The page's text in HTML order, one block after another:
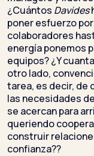
¿Cuántos Davides
poner esfuerzo
colaboradores
energía ponemos
equipos? ¿Y
otro lado,
tarea, es decir, de
las necesidades
se acercan para
queriendo
construir
confianza??